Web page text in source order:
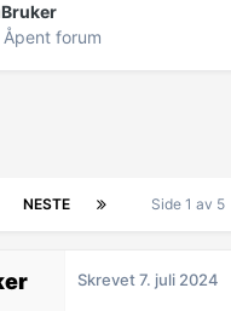
Åpent forum
NESTE Side 1 av 5
Skrevet7. juli 2024